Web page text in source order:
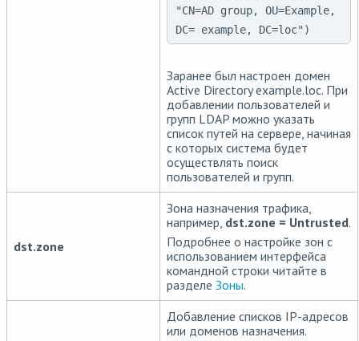
"CN=AD group, OU=Example,
DC= example, DC=loc")
Заранее был настроен домен
Active Directory example.loc. При
добавлении пользователей и
групп LDAP можно указать
список путей на сервере, начиная
с которых система будет
осуществлять поиск
пользователей и групп.
dst.zone
Зона назначения трафика,
например, dst.zone = Untrusted.
Подробнее о настройке зон с
использованием интерфейса
командной строки читайте в
разделе Зоны.
Добавление списков IP-адресов
или доменов назначения.